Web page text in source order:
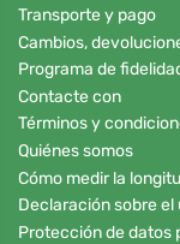
Transporte y pago
Cambios,
Programa de
Contacte con
Términos y
Quiénes somos
Cómo medir la
Declaración sobre el
Protección de datos